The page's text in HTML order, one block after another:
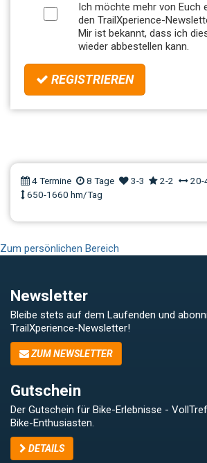
Ich möchte mehr von Euch
den TrailXperience-
Mir ist bekannt, dass ich
wieder abbestellen kann.
REGISTRIEREN
4 Termine 8 Tage 3-3 2-2
20-
650-1660 hm/Tag
Zum persönlichen Bereich
Newsletter
Bleibe stets auf dem Laufenden und
TrailXperience-Newsletter!
ZUM NEWSLETTER
Gutschein
Der Gutschein für Bike-Erlebnisse -
Bike-Enthusiasten.
DETAILS